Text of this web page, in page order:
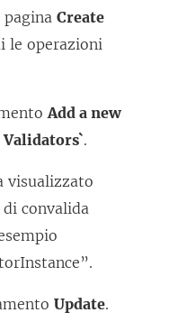
Create
le operazioni
Add a new
.
visualizzato
di convalida
Update.